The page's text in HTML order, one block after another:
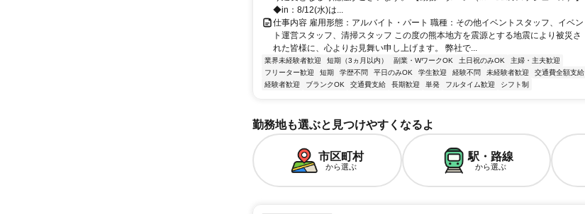
◆in：8/12(水)は...
仕事内容 雇用形態：アルバイト・パート 職種：その他イベントスタッフ、イベン
ト運営スタッフ、清掃スタッフ この度の熊本地方を震源とする地震により被災さ
れた皆様に、心よりお見舞い申し上げます。 弊社で...
業界未経験者歓迎 短期（3ヵ月以内） 副業・WワークOK 土日祝のみOK
主婦・主夫歓迎
フリーター歓迎
短期 学歴不問 平日のみOK 学生歓迎 経験不問 未経験者歓迎
交通費全額支給
経験者歓迎
ブランクOK 交通費支給 長期歓迎 単発 フルタイム歓迎 シフト制
勤務地も選ぶと見つけやすくなるよ
市区町村
から選ぶ
駅・路線
から選ぶ